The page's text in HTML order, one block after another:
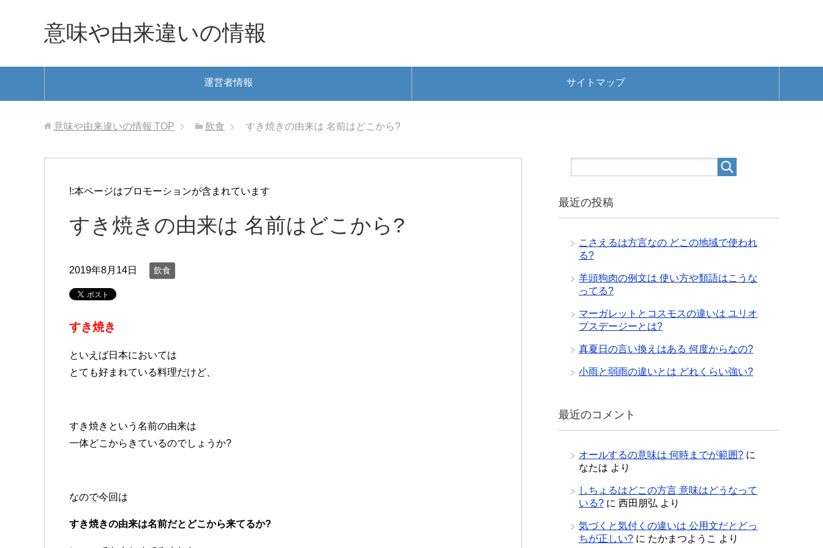
意味や由来違いの情報
運営者情報 サイトマップ
意味や由来違いの情報 TOP 飲食 すき焼きの由来は 名前はどこから?
!:本ページはプロモーションが含まれています
すき焼きの由来は 名前はどこから?
2019年8月14日 飲食
すき焼き
といえば日本においては
とても好まれている料理だけど、
すき焼きという名前の由来は
一体どこからきているのでしょうか?
なので今回は
すき焼きの由来は名前だとどこから来てるか?
最近の投稿
こさえるは方言なの どこの地域で使われ
る?
羊頭狗肉の例文は 使い方や類語はこうな
ってる?
マーガレットとコスモスの違いは ユリオ
プスデージーとは?
真夏日の言い換えはある 何度からなの?
小雨と弱雨の違いとは どれくらい強い?
最近のコメント
オールするの意味は 何時までが範囲? に
なたは より
しちょるはどこの方言 意味はどうなって
いる? に 西田朋弘 より
気づくと気付くの違いは 公用文だとどっ
ちが正しい? に たかまつようこ より